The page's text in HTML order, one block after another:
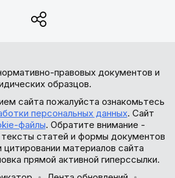
правовых документов и
образцов.
сайта пожалуйста ознакомьтесь
персональных данных. Сайт
файлы. Обратите внимание -
тексты статей и формы документов
материалов сайта
прямой активной гиперссылки.